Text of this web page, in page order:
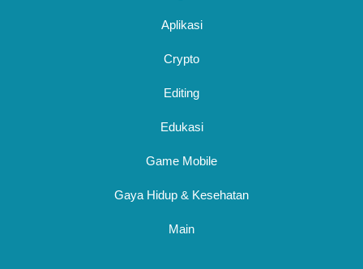
Aplikasi
Crypto
Editing
Edukasi
Game Mobile
Gaya Hidup & Kesehatan
Main